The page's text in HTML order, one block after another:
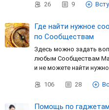
26 9
Где найти нужное
по Сообществам
Здесь можно задать
любым Сообществам
и не можете найти
106 28
Помощь по